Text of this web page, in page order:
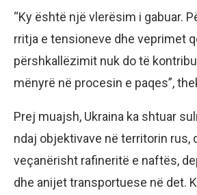
“Ky është një vlerësim i gabuar.
rritja e tensioneve dhe veprimet
përshkallëzimit nuk do të
mënyrë në procesin e paqes”,
Prej muajsh, Ukraina ka shtuar
ndaj objektivave në territorin rus,
veçanërisht rafineritë e naftës,
dhe anijet transportuese në det.